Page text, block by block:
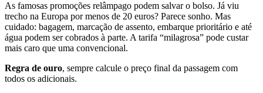
As famosas promoções relâmpago podem salvar o bolso. Já viu
trecho na Europa por menos de 20 euros? Parece sonho. Mas
cuidado: bagagem, marcação de assento, embarque prioritário e até
água podem ser cobrados à parte. A tarifa “milagrosa” pode custar
mais caro que uma convencional.
Regra de ouro, sempre calcule o preço final da passagem com
todos os adicionais.